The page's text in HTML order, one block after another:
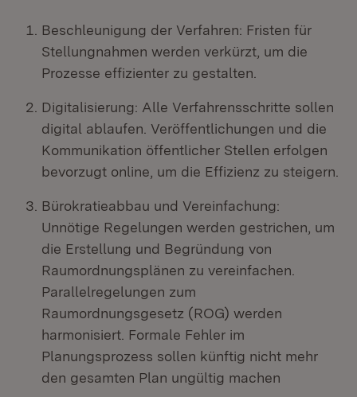
Beschleunigung der Verfahren: Fristen für
Stellungnahmen werden verkürzt, um die
Prozesse effizienter zu gestalten.
Digitalisierung: Alle Verfahrensschritte sollen
digital ablaufen. Veröffentlichungen und die
Kommunikation öffentlicher Stellen erfolgen
bevorzugt online, um die Effizienz zu steigern.
Bürokratieabbau und Vereinfachung:
Unnötige Regelungen werden gestrichen, um
die Erstellung und Begründung von
Raumordnungsplänen zu vereinfachen.
Parallelregelungen zum
Raumordnungsgesetz (ROG) werden
harmonisiert. Formale Fehler im
Planungsprozess sollen künftig nicht mehr
den gesamten Plan ungültig machen